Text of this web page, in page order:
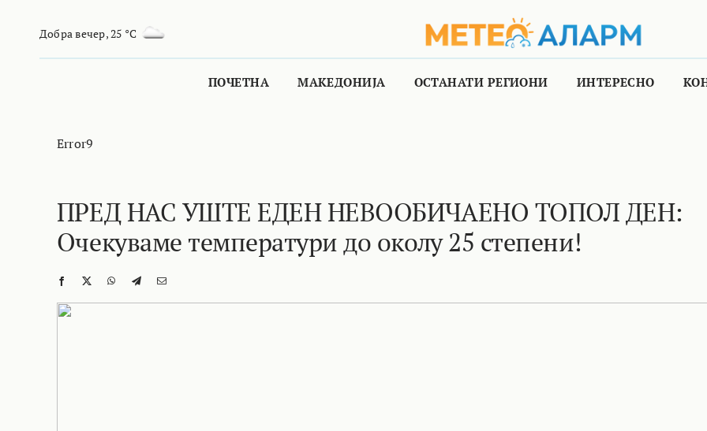
Добра вечер,25 °C
ПОЧЕТНА МАКЕДОНИЈА ОСТАНАТИ РЕГИОНИ ИНТЕРЕСНО
Error9
ПРЕД НАС УШТЕ ЕДЕН НЕВООБИЧАЕНО ТОПОЛ ДЕН:
Очекуваме температури до околу 25 степени!